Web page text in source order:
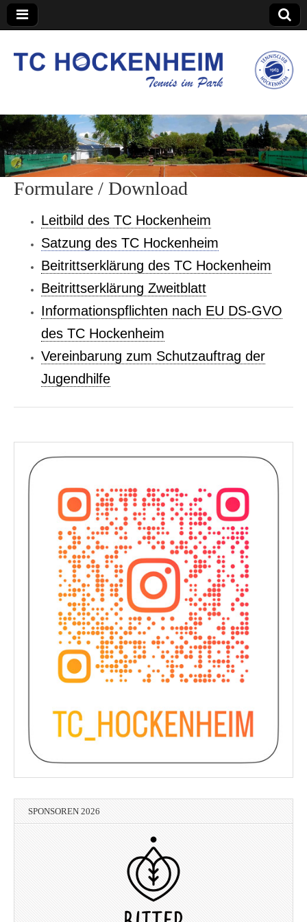
TC Hockenheim
Formulare / Download
Leitbild des TC Hockenheim
Satzung des TC Hockenheim
Beitrittserklärung des TC Hockenheim
Beitrittserklärung Zweitblatt
Informationspflichten nach EU DS-GVO
des TC Hockenheim
Vereinbarung zum Schutzauftrag der
Jugendhilfe
SPONSOREN 2026